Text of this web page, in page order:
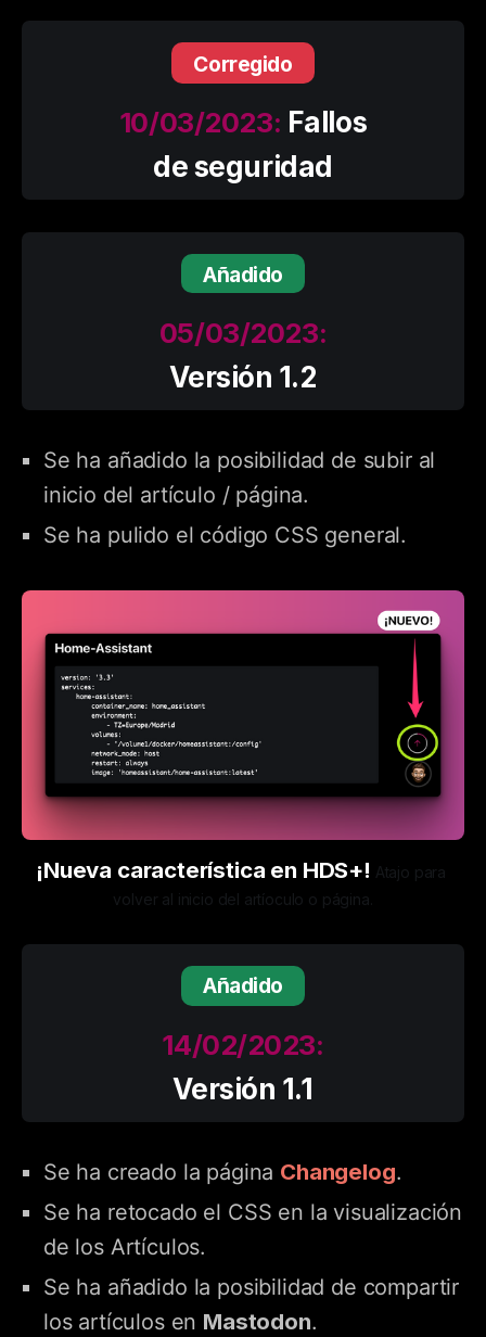
Corregido
10/03/2023: Fallos
de seguridad
Añadido
05/03/2023:
Versión 1.2
Se ha añadido la posibilidad de subir al
inicio del artículo / página.
Se ha pulido el código CSS general.
¡Nueva característica en HDS+! Atajo para
volver al inicio del artíoculo o página.
Añadido
14/02/2023:
Versión 1.1
Se ha creado la página Changelog.
Se ha retocado el CSS en la visualización
de los Artículos.
Se ha añadido la posibilidad de compartir
los artículos en Mastodon.